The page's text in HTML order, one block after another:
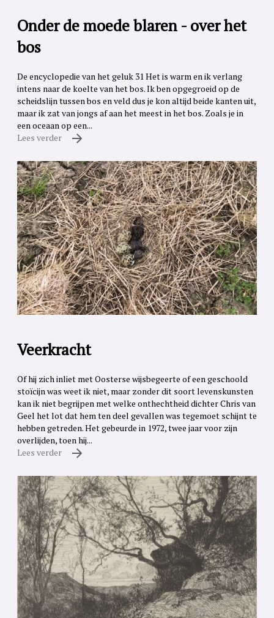
Onder de moede blaren - over het
bos
De encyclopedie van het geluk 31 Het is warm en ik verlang
intens naar de koelte van het bos. Ik ben opgegroeid op de
scheidslijn tussen bos en veld dus je kon altijd beide kanten uit,
maar ik zat van jongs af aan het meest in het bos. Zoals je in
een oceaan op een...
Lees verder
Veerkracht
Of hij zich inliet met Oosterse wijsbegeerte of een geschoold
stoïcijn was weet ik niet, maar zonder dit soort levenskunsten
kan ik niet begrijpen met welke onthechtheid dichter Chris van
Geel het lot dat hem ten deel gevallen was tegemoet schijnt te
hebben getreden. Het gebeurde in 1972, twee jaar voor zijn
overlijden, toen hij...
Lees verder